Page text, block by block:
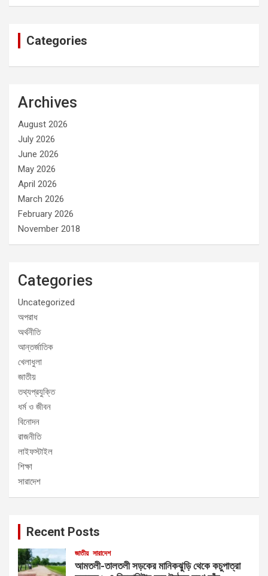
Categories
Archives
August 2026
July 2026
June 2026
May 2026
April 2026
March 2026
February 2026
November 2018
Categories
Uncategorized
অপরাধ
অর্থনীতি
আন্তর্জাতিক
খেলাধুলা
জাতীয়
তথ্যপ্রযুক্তি
ধর্ম ও জীবন
বিনোদন
রাজনীতি
লাইফস্টাইল
শিক্ষা
সারাদেশ
Recent Posts
জাতীয় সারাদেশ
আমতলী-তালতলী সড়কের মানিকঝুড়ি থেকে কচুপাত্রা